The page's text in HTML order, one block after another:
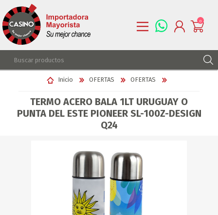
REGISTRARSE
LISTA DE DESEOS
0
Inicio OFERTAS OFERTAS
TERMO ACERO BALA 1LT URUGUAY O
PUNTA DEL ESTE PIONEER SL-100Z-DESIGN
Q24